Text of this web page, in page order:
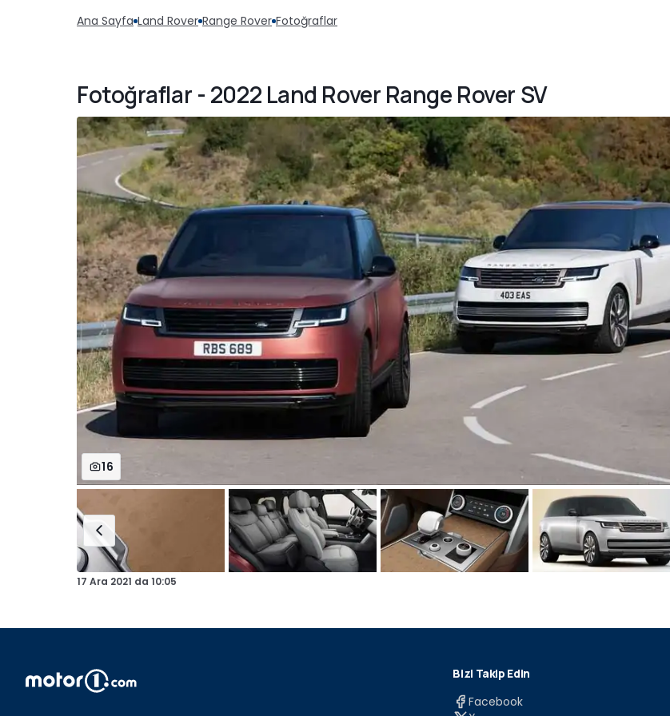
Ana Sayfa Land Rover Range Rover Fotoğraflar
Fotoğraflar - 2022 Land Rover Range Rover SV
16
17 Ara 2021 da 10:05
Bizi Takip Edin
Facebook